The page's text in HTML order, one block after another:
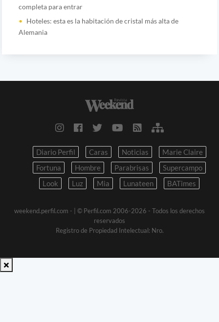
completa para entrar
Hoteles: esta es la habitación de cristal más alta de
Alemania
Diario Perfil Caras Noticias
Marie Claire
Fortuna
Hombre Parabrisas
Supercampo
Look
Luz Mia Lunateen BATimes
weekend.perfil.com -
| © Perfil.com 2006-2026 - Todos los derechos
reservados
Registro de Propiedad Intelectual: Nro.